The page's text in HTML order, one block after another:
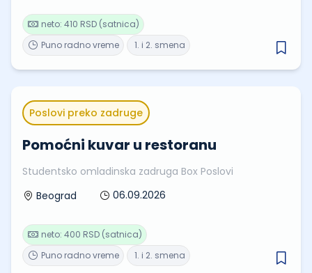
1. i 2. smena
Puno radno vreme
neto: 410 RSD (satnica)
Poslovi preko zadruge
Pomoćni kuvar u restoranu
Studentsko omladinska zadruga Box Poslovi
Beograd
06.09.2026
1. i 2. smena
Puno radno vreme
neto: 400 RSD (satnica)